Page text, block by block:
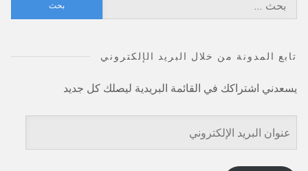
عن:
تابع المدونة من خلال البريد الإلكتروني
يسعدني اشتراكك في القائمة البريدية ليصلك كل جديد
عنوان
البريد